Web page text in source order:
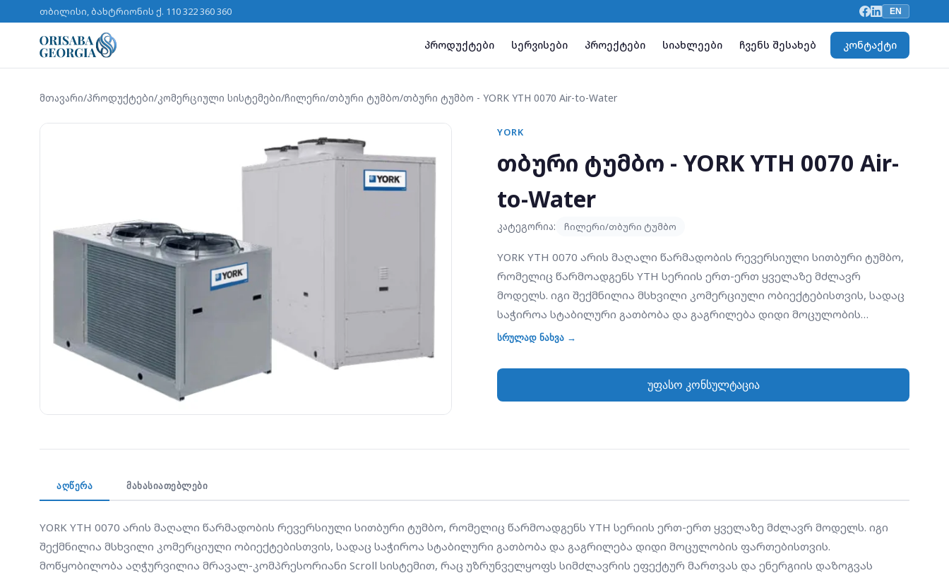
თბილისი, ბახტრიონის ქ. 110 322 360 360 EN
პროდუქტები სერვისები პროექტები სიახლეები ჩვენს შესახებ კონტაქტი
მთავარი/პროდუქტები/კომერციული სისტემები/ჩილერი/თბური ტუმბო/თბური ტუმბო - YORK YTH 0070 Air-to-Water
YORK
თბური ტუმბო - YORK YTH 0070 Air-
to-Water
კატეგორია: ჩილერი/თბური ტუმბო
YORK YTH 0070 არის მაღალი წარმადობის რევერსიული სითბური ტუმბო,
რომელიც წარმოადგენს YTH სერიის ერთ-ერთ ყველაზე მძლავრ
მოდელს. იგი შექმნილია მსხვილი კომერციული ობიექტებისთვის, სადაც
საჭიროა სტაბილური გათბობა და გაგრილება დიდი მოცულობის
ფართებისთვის. მოწყობილობა აღჭურვილია მრავალ-კომპრესორიანი
ენერგიის დაზოგვას ნაწილობრივი დატვირთვის რეჟიმში. მისი
რევერსიული ციკლი საშუალებას იძლევა აგრეგატმა სრულად
გადაწყვეტილებას. აგრეგატი ოპტიმიზებულია გარეთ მონტაჟისთვის და
სრულად ნახვა →
უფასო კონსულტაცია
ᲐᲦᲬᲔᲠᲐ ᲛᲐᲮᲐᲡᲘᲐᲗᲔᲑᲚᲔᲑᲘ
YORK YTH 0070 არის მაღალი წარმადობის რევერსიული სითბური ტუმბო, რომელიც წარმოადგენს YTH სერიის ერთ-ერთ ყველაზე მძლავრ მოდელს. იგი
შექმნილია მსხვილი კომერციული ობიექტებისთვის, სადაც საჭიროა სტაბილური გათბობა და გაგრილება დიდი მოცულობის ფართებისთვის.
მოწყობილობა აღჭურვილია მრავალ-კომპრესორიანი Scroll სისტემით, რაც უზრუნველყოფს სიმძლავრის ეფექტურ მართვას და ენერგიის დაზოგვას